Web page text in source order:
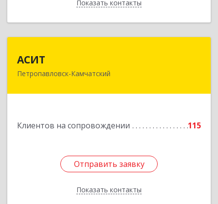
Показать контакты
Назад
АСИТ
Петропавловск-Камчатский
Клиентов на сопровождении 115
Отправить заявку
Показать контакты
683031, Камчатский край, Петропавловск-
Подробнее
Отправить заявку
Назад